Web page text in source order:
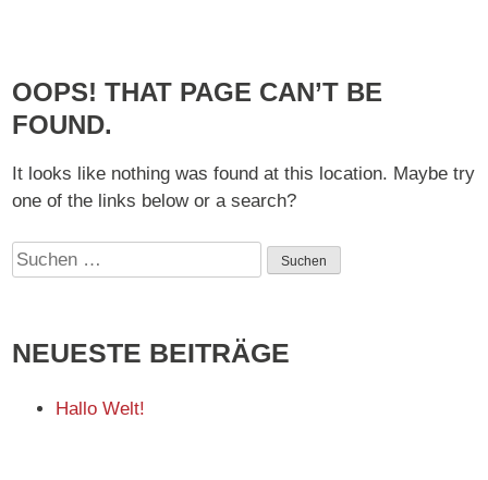
OOPS! THAT PAGE CAN’T BE
FOUND.
It looks like nothing was found at this location. Maybe try
one of the links below or a search?
Suchen
nach:
NEUESTE BEITRÄGE
Hallo Welt!